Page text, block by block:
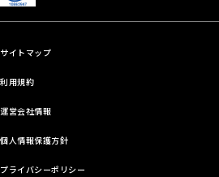
サイトマップ
利用規約
運営会社情報
個人情報保護方針
プライバシーポリシー